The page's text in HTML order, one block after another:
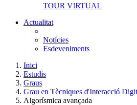
TOUR VIRTUAL
Actualitat
Notícies
Esdeveniments
Inici
Estudis
Graus
Grau en Tècniques d'Interacció
Algorísmica avançada